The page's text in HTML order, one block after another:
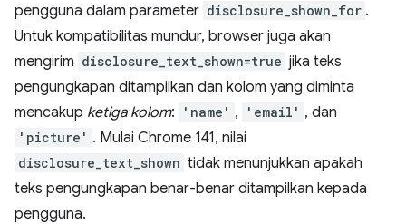
pengguna dalam parameter disclosure_shown_for .
Untuk kompatibilitas mundur, browser juga akan
mengirim disclosure_text_shown=true jika teks
pengungkapan ditampilkan dan kolom yang diminta
mencakup ketiga kolom: 'name' , 'email' , dan
'picture' . Mulai Chrome 141, nilai
disclosure_text_shown tidak menunjukkan apakah
teks pengungkapan benar-benar ditampilkan kepada
pengguna.